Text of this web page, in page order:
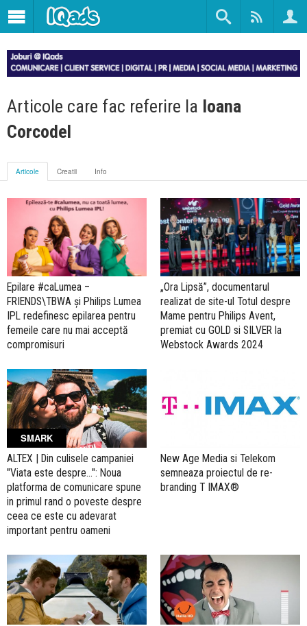
Articole care fac referire la Ioana
Corcodel
Articole Creatii Info
Epilare #caLumea –
FRIENDS\TBWA și Philips Lumea
IPL redefinesc epilarea pentru
femeile care nu mai acceptă
compromisuri
„Ora Lipsă”, documentarul
realizat de site-ul Totul despre
Mame pentru Philips Avent,
premiat cu GOLD si SILVER la
Webstock Awards 2024
SMARK
ALTEX | Din culisele campaniei
"Viata este despre...": Noua
platforma de comunicare spune
in primul rand o poveste despre
ceea ce este cu adevarat
important pentru oameni
New Age Media si Telekom
semneaza proiectul de re-
branding T IMAX®